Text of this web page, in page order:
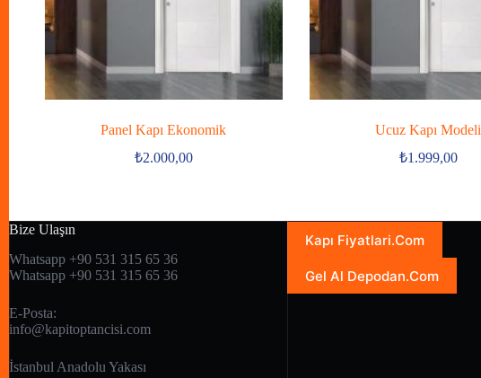
Panel Kapı Ekonomik
₺2.000,00
Ucuz Kapı Modeli
₺1.999,00
Bize Ulaşın
Whatsapp +90 531 315 65 36
Whatsapp +90 531 315 65 36
E-Posta:
info@kapitoptancisi.com
İstanbul Anadolu Yakası
Kapı Fiyatlari.Com
Gel Al Depodan.Com